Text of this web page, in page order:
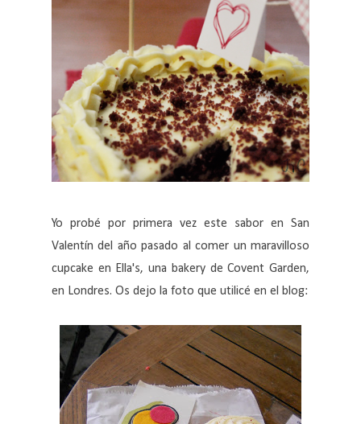
Yo probé por primera vez este sabor en San
Valentín del año pasado al comer un maravilloso
cupcake en Ella's, una bakery de Covent Garden,
en Londres. Os dejo la foto que utilicé en el blog: